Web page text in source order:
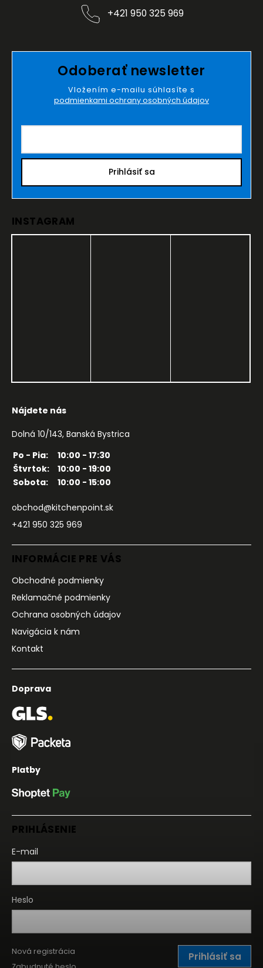
+421 950 325 969
Odoberať newsletter
Vložením e-mailu súhlasíte s
podmienkami ochrany osobných údajov
Prihlásiť sa
INSTAGRAM
Nájdete nás
Dolná 10/143, Banská Bystrica
Po - Pia:
10:00 - 17:30
Štvrtok:
10:00 - 19:00
Sobota:
10:00 - 15:00
obchod@kitchenpoint.sk
+421 950 325 969
INFORMÁCIE PRE VÁS
Obchodné podmienky
Reklamačné podmienky
Ochrana osobných údajov
Navigácia k nám
Kontakt
Doprava
Platby
PRIHLÁSENIE
E-mail
Heslo
Prihlásiť sa
Nová registrácia